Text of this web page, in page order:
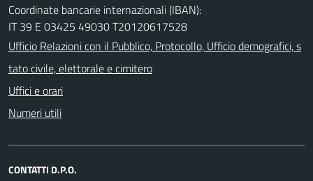
Coordinate bancarie internazionali (IBAN):
IT 39 E 03425 49030 T20120617528
Ufficio Relazioni con il Pubblico, Protocollo, Ufficio demografici, s
tato civile, elettorale e cimitero
Uffici e orari
Numeri utili
CONTATTI D.P.O.